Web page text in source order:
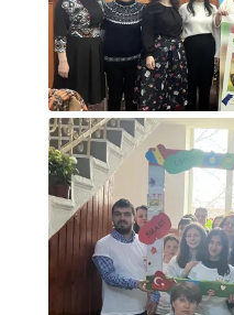
Foto di gruppo accoglienza